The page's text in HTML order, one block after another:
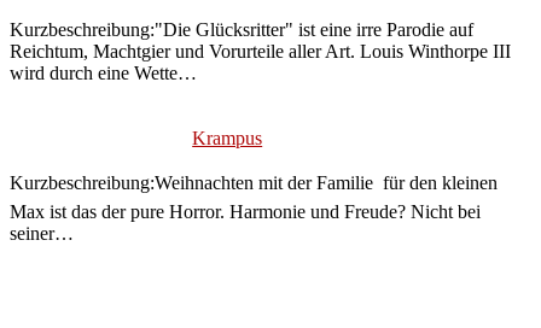
Kurzbeschreibung:"Die Glücksritter" ist eine irre Parodie auf
Reichtum, Machtgier und Vorurteile aller Art. Louis Winthorpe III
wird durch eine Wette…
Krampus
Kurzbeschreibung:Weihnachten mit der Familie  für den kleinen
Max ist das der pure Horror. Harmonie und Freude? Nicht bei
seiner…